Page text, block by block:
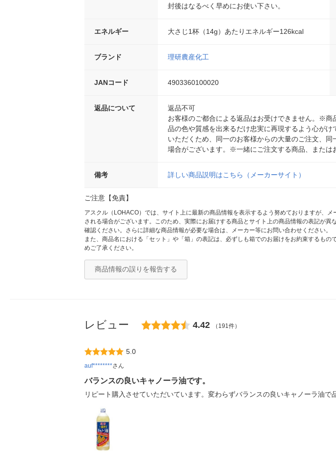
封後はなるべく早めにお使い下さい。
エネルギー 大さじ1杯（14g）あたりエネルギー126kcal
ブランド 理研農産化工
JANコード 4903360100020
返品について
返品不可
お客様のご都合による返品はお受けできません。※
品の色や質感を出来るだけ忠実に再現するよう心が
いただくため、同一のお客様からの大量のご注文、
場合がございます。※一緒にご注文する商品、または
備考 詳しい商品説明はこちら（メーカーサイト）
ご注意【免責】
アスクル（LOHACO）では、サイト上に最新の商品情報を表示するよう努めておりますが、
される場合がございます。このため、実際にお届けする商品とサイト上の商品情報の表記が
確認ください。さらに詳細な商品情報が必要な場合は、メーカー等にお問い合わせください。
また、商品名における「セット」や「箱」の表記は、必ずしも箱でのお届けをお約束するも
めご了承ください。
商品情報の誤りを報告する
レビュー 4.42 （191件）
5.0
auf********さん
バランスの良いキャノーラ油です。
リピート購入させていただいています。変わらずバランスの良いキャノーラ油